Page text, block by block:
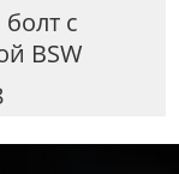
с
BSW